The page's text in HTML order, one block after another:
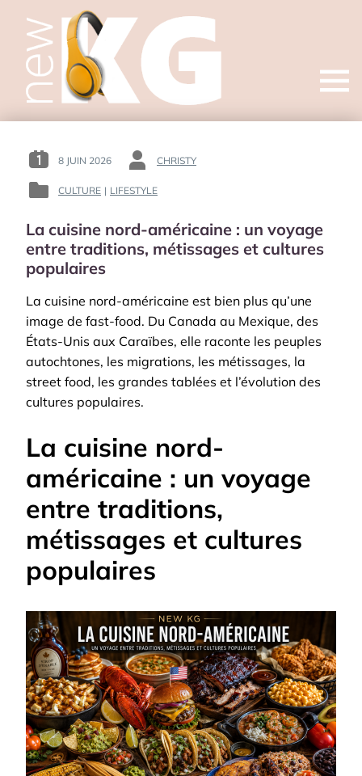
Open
POSTED
ON
8 JUIN 2026
BY
CHRISTY
POSTED
:
CULTURE | LIFESTYLE
La cuisine nord-américaine : un voyage
entre traditions, métissages et cultures
populaires
La cuisine nord-américaine est bien plus qu’une
image de fast-food. Du Canada au Mexique, des
États-Unis aux Caraïbes, elle raconte les peuples
autochtones, les migrations, les métissages, la
street food, les grandes tablées et l’évolution des
cultures populaires.
La cuisine nord-
américaine : un voyage
entre traditions,
métissages et cultures
populaires